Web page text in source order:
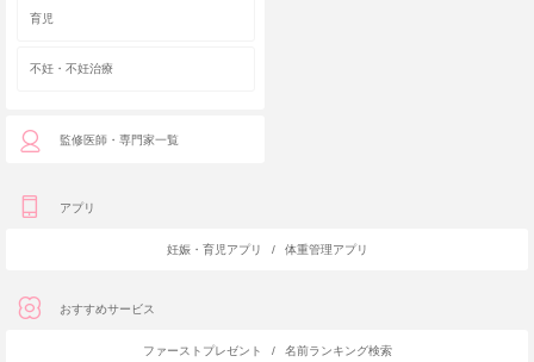
育児
不妊・不妊治療
監修医師・専門家一覧
アプリ
妊娠・育児アプリ / 体重管理アプリ
おすすめサービス
ファーストプレゼント /
名前ランキング検索